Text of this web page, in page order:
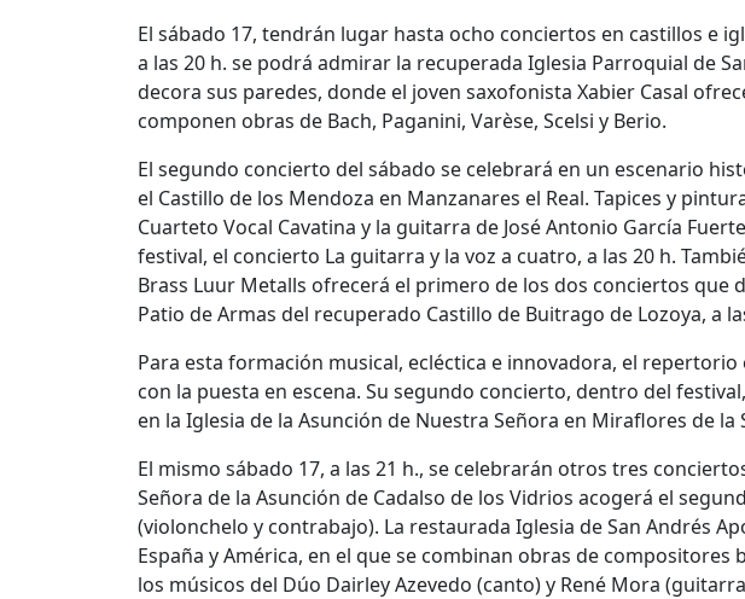
El sábado 17, tendrán lugar hasta ocho conciertos en castillos e
a las 20 h. se podrá admirar la recuperada Iglesia Parroquial de
decora sus paredes, donde el joven saxofonista Xabier Casal
componen obras de Bach, Paganini, Varèse, Scelsi y Berio.
El segundo concierto del sábado se celebrará en un escenario
el Castillo de los Mendoza en Manzanares el Real. Tapices y
Cuarteto Vocal Cavatina y la guitarra de José Antonio García
festival, el concierto La guitarra y la voz a cuatro, a las 20 h.
Brass Luur Metalls ofrecerá el primero de los dos conciertos que
Patio de Armas del recuperado Castillo de Buitrago de Lozoya, a
Para esta formación musical, ecléctica e innovadora, el
con la puesta en escena. Su segundo concierto, dentro del
en la Iglesia de la Asunción de Nuestra Señora en Miraflores de la
El mismo sábado 17, a las 21 h., se celebrarán otros tres
Señora de la Asunción de Cadalso de los Vidrios acogerá el
(violonchelo y contrabajo). La restaurada Iglesia de San Andrés
España y América, en el que se combinan obras de compositores
los músicos del Dúo Dairley Azevedo (canto) y René Mora